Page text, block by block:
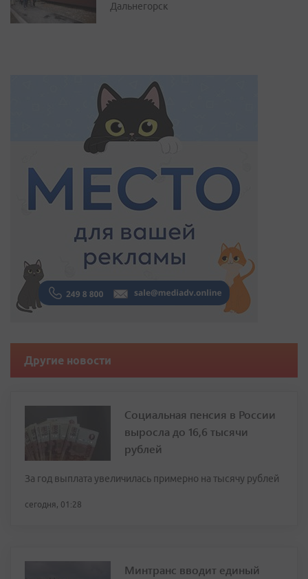
Дальнегорск
Другие новости
Социальная пенсия в России
выросла до 16,6 тысячи
рублей
За год выплата увеличилась примерно на тысячу рублей
сегодня, 01:28
Минтранс вводит единый